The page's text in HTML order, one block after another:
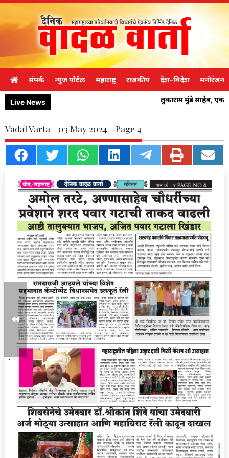
संपर्क न्युज पोर्टल महाराष्ट्र राजकीय देश-विदेश मनोरंजन
Live News तुकाराम मुंडे साहेब,
Vadal Varta - 03 May 2024 - Page 4